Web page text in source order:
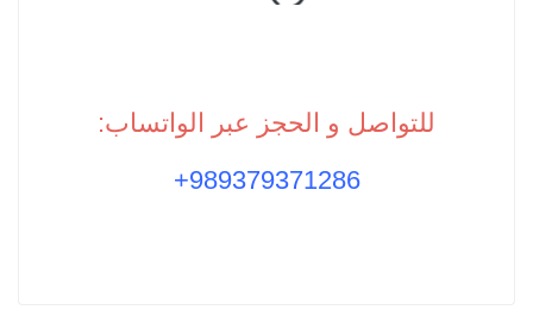
للتواصل و الحجز عبر الواتساب:
989379371286+